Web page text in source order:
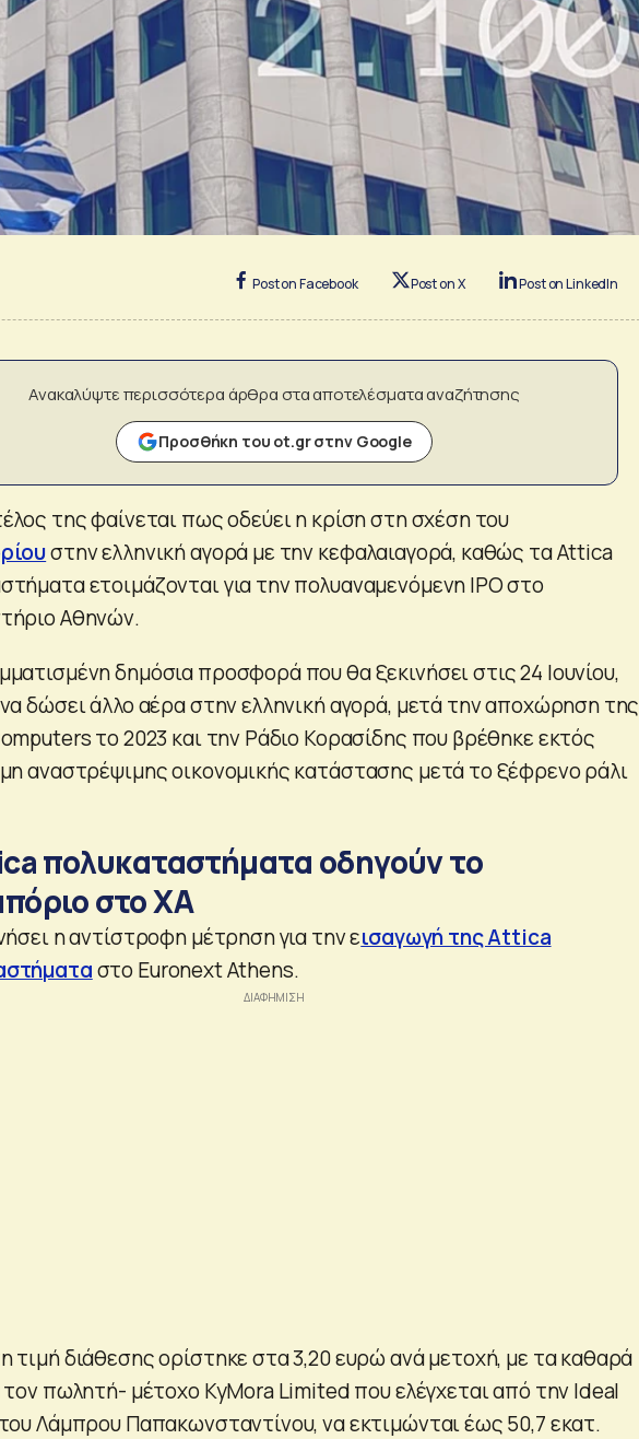
Post on Facebook Post on X Post on LinkedIn
Ανακαλύψτε περισσότερα άρθρα στα αποτελέσματα αναζήτησης
Προσθήκη του ot.gr στην Google
της φαίνεται πως οδεύει η κρίση στη σχέση του
στην ελληνική αγορά με την κεφαλαιαγορά, καθώς τα Attica
ετοιμάζονται για την πολυαναμενόμενη IPO στο
Αθηνών.
δημόσια προσφορά που θα ξεκινήσει στις 24 Ιουνίου,
δώσει άλλο αέρα στην ελληνική αγορά, μετά την αποχώρηση της
το 2023 και την Ράδιο Κορασίδης που βρέθηκε εκτός
αναστρέψιμης οικονομικής κατάστασης μετά το ξέφρενο ράλι
πολυκαταστήματα οδηγούν το
στο ΧΑ
η αντίστροφη μέτρηση για την εισαγωγή της Attica
στο Euronext Athens.
τιμή διάθεσης ορίστηκε στα 3,20 ευρώ ανά μετοχή, με τα καθαρά
τον πωλητή- μέτοχο KyMora Limited που ελέγχεται από την Ideal
Λάμπρου Παπακωνσταντίνου, να εκτιμώνται έως 50,7 εκατ.